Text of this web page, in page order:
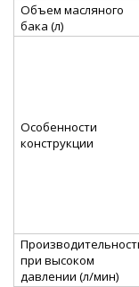
Объем масляного
бака (л)
Особенности
конструкции
при высоком
давлении (л/мин)